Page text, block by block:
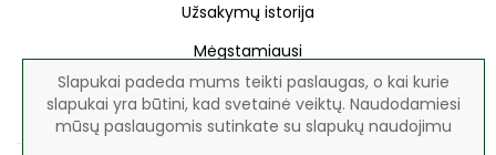
Slapukai padeda mums teikti paslaugas, o kai kurie
slapukai yra būtini, kad svetainė veiktų. Naudodamiesi
mūsų paslaugomis sutinkate su slapukų naudojimu
Užsakymų istorija
Mėgstamiausi
Naujienlaiškis